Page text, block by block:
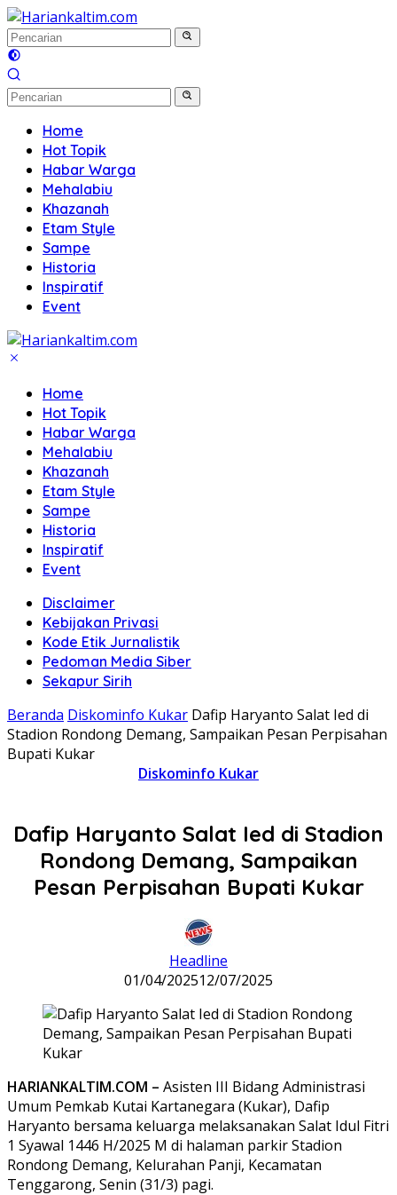
Langsung
ke
konten
Home
Hot Topik
Habar Warga
Mehalabiu
Khazanah
Etam Style
Sampe
Historia
Inspiratif
Event
Home
Hot Topik
Habar Warga
Mehalabiu
Khazanah
Etam Style
Sampe
Historia
Inspiratif
Event
Disclaimer
Kebijakan Privasi
Kode Etik Jurnalistik
Pedoman Media Siber
Sekapur Sirih
Beranda Diskominfo Kukar Dafip Haryanto Salat Ied di
Stadion Rondong Demang, Sampaikan Pesan Perpisahan
Bupati Kukar
Diskominfo Kukar
Dafip Haryanto Salat Ied di Stadion
Rondong Demang, Sampaikan
Pesan Perpisahan Bupati Kukar
Headline
01/04/202512/07/2025
HARIANKALTIM.COM – Asisten III Bidang Administrasi
Umum Pemkab Kutai Kartanegara (Kukar), Dafip
Haryanto bersama keluarga melaksanakan Salat Idul Fitri
1 Syawal 1446 H/2025 M di halaman parkir Stadion
Rondong Demang, Kelurahan Panji, Kecamatan
Tenggarong, Senin (31/3) pagi.